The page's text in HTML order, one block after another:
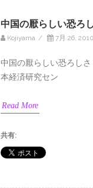
中国の厭らしい恐ろ
Kojiyama / 7月 26, 2010
中国の厭らしい恐
本経済研究セン
Read More
共有: